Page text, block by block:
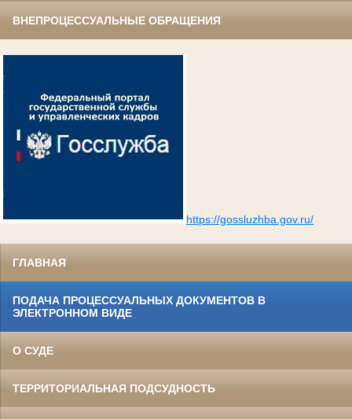
ВНЕПРОЦЕССУАЛЬНЫЕ ОБРАЩЕНИЯ
https://gossluzhba.gov.ru/
ГЛАВНАЯ
ПОДАЧА ПРОЦЕССУАЛЬНЫХ ДОКУМЕНТОВ В
ЭЛЕКТРОННОМ ВИДЕ
О СУДЕ
ТЕРРИТОРИАЛЬНАЯ ПОДСУДНОСТЬ